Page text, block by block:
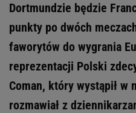
Dortmundzie będzie
punkty po dwóch
faworytów do wygrania
reprezentacji Polski
Coman, który wystąpił w
rozmawiał z